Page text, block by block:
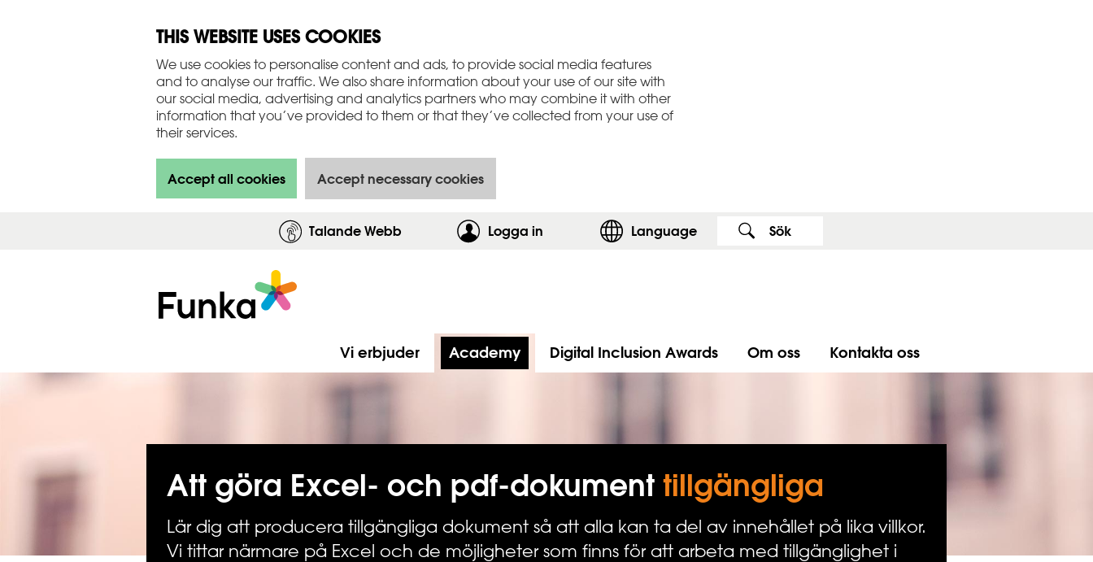
THIS WEBSITE USES COOKIES
We use cookies to personalise content and ads, to provide social media features
and to analyse our traffic. We also share information about your use of our site with
our social media, advertising and analytics partners who may combine it with other
information that you’ve provided to them or that they’ve collected from your use of
their services.
Accept all cookies Accept necessary cookies
Talande Webb Logga in ,visa inloggningsformuläret
Language Sök,visa sökfältet
Vi erbjuder Academy Digital Inclusion Awards Om oss Kontakta oss
Att göra Excel- och pdf-dokument tillgängliga
Lär dig att producera tillgängliga dokument så att alla kan ta del av innehållet på lika villkor.
Vi tittar närmare på Excel och de möjligheter som finns för att arbeta med tillgänglighet i